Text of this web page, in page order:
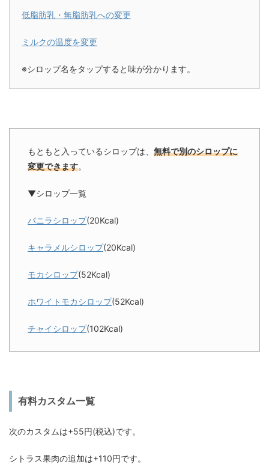
低脂肪乳・無脂肪乳への変更
ミルクの温度を変更
※シロップ名をタップすると味が分かります。
もともと入っているシロップは、 無料で別のシロップに
変更できます。
▼シロップ一覧
バニラシロップ(20Kcal)
キャラメルシロップ(20Kcal)
モカシロップ(52Kcal)
ホワイトモカシロップ(52Kcal)
チャイシロップ(102Kcal)
有料カスタム一覧
次のカスタムは+55円(税込)です。
シトラス果肉の追加は+110円です。